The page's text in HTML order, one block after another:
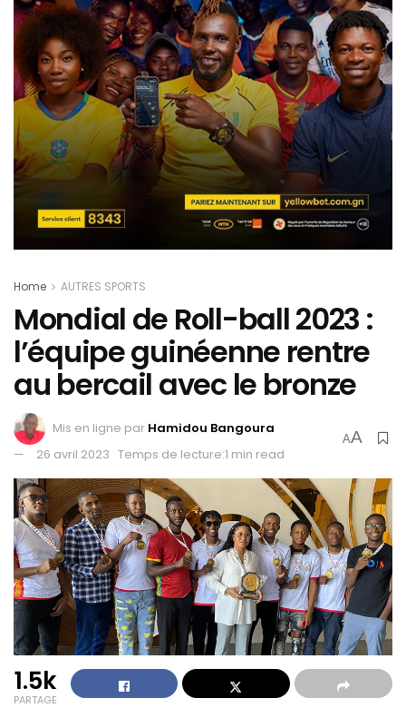
Home AUTRES SPORTS
Mondial de Roll-ball 2023 :
l’équipe guinéenne rentre
au bercail avec le bronze
Mis en ligne par Hamidou Bangoura
26 avril 2023 Temps de lecture:1 min read
AA
1.5k
PARTAGE